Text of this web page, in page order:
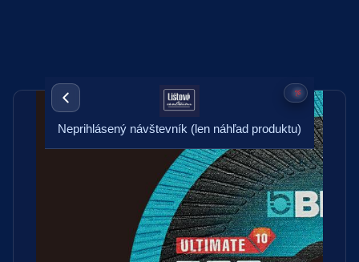
Neprihlásený návštevník (len náhľad produktu)